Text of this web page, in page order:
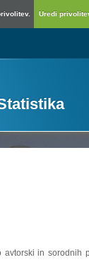
Uredi
in sorodnih